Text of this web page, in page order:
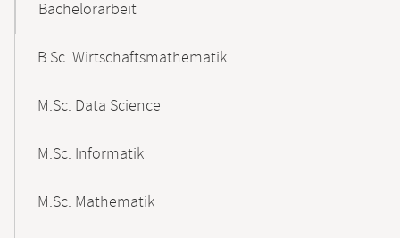
Bachelorarbeit
B.Sc. Wirtschaftsmathematik
M.Sc. Data Science
M.Sc. Informatik
M.Sc. Mathematik